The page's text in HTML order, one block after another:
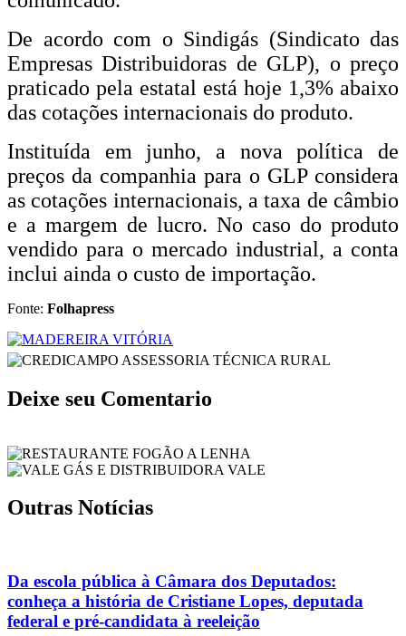
De acordo com o Sindigás (Sindicato das
Empresas Distribuidoras de GLP), o preço
praticado pela estatal está hoje 1,3% abaixo
das cotações internacionais do produto.
Instituída em junho, a nova política de
preços da companhia para o GLP considera
as cotações internacionais, a taxa de câmbio
e a margem de lucro. No caso do produto
vendido para o mercado industrial, a conta
inclui ainda o custo de importação.
Fonte: Folhapress
Deixe seu Comentario
Outras Notícias
Da escola pública à Câmara dos Deputados:
conheça a história de Cristiane Lopes, deputada
federal e pré-candidata à reeleição